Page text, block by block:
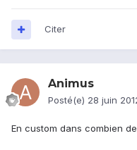
Citer
Animus
Posté(e) 28 juin
En custom dans combien